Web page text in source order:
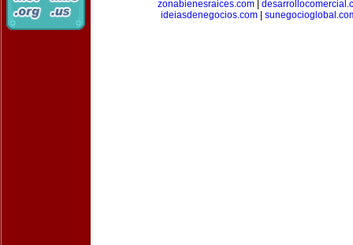
zonabienesraices.com
ideiasdenegocios.com|